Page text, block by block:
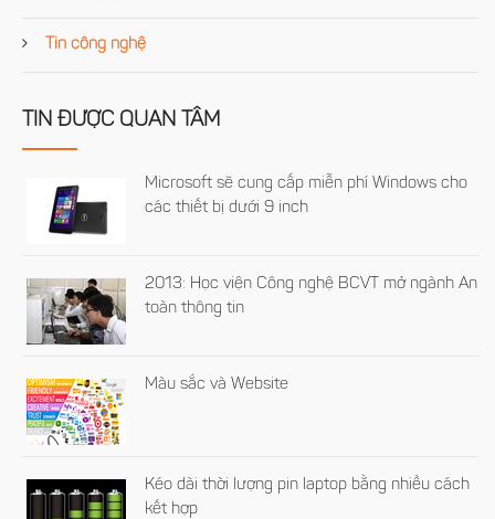
Tin công nghệ
TIN ĐƯỢC QUAN TÂM
Microsoft sẽ cung cấp miễn phí Windows cho
các thiết bị dưới 9 inch
2013: Học viện Công nghệ BCVT mở ngành An
toàn thông tin
Màu sắc và Website
Kéo dài thời lượng pin laptop bằng nhiều cách
kết hợp